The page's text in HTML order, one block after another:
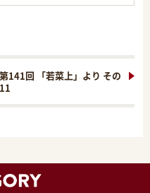
第141回 「若菜上」より その
11